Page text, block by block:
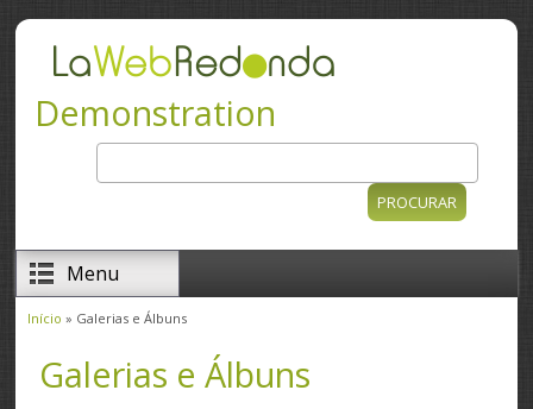
Passar para o conteúdo principal
Demonstration
Formulário de procura
Menu
Início » Galerias e Álbuns
Galerias e Álbuns